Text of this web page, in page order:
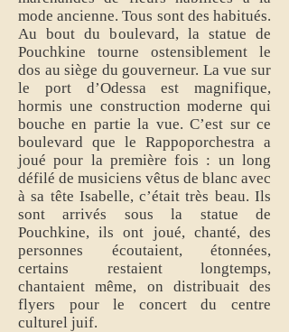
mode ancienne. Tous sont des habitués.
Au bout du boulevard, la statue de
Pouchkine tourne ostensiblement le
dos au siège du gouverneur. La vue sur
le port d’Odessa est magnifique,
hormis une construction moderne qui
bouche en partie la vue. C’est sur ce
boulevard que le Rappoporchestra a
joué pour la première fois : un long
défilé de musiciens vêtus de blanc avec
à sa tête Isabelle, c’était très beau. Ils
sont arrivés sous la statue de
Pouchkine, ils ont joué, chanté, des
personnes écoutaient, étonnées,
certains restaient longtemps,
chantaient même, on distribuait des
flyers pour le concert du centre
culturel juif.